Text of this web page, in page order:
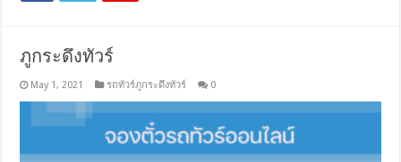
ภูกระดึงทัวร์
May 1, 2021 รถทัวร์ภูกระดึงทัวร์ 0